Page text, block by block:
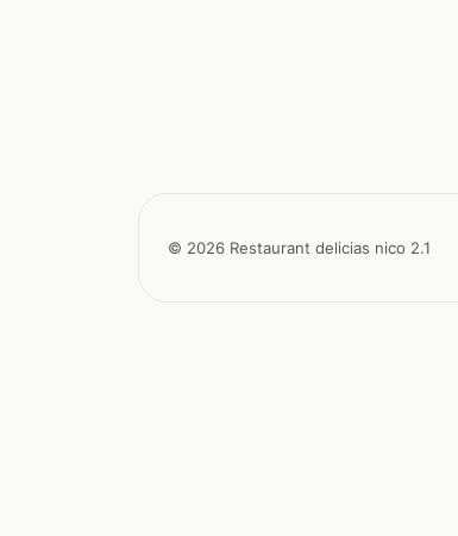
© 2026 Restaurant delicias nico 2.1